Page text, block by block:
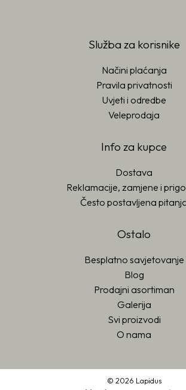
Služba za korisnike
Načini plaćanja
Pravila privatnosti
Uvjeti i odredbe
Veleprodaja
Info za kupce
Dostava
Reklamacije, zamjene i
Često postavljena
Ostalo
Besplatno savjetovanje
Blog
Prodajni asortiman
Galerija
Svi proizvodi
O nama
© 2026 Lapidus